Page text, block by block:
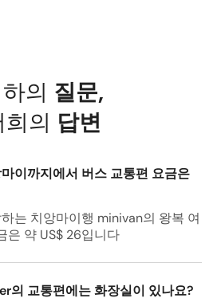
의 질문,
희의 답변
이까지에서 버스 교통편 요금은
는 치앙마이행 minivan의 왕복 여
은 약 US$ 26입니다
의 교통편에는 화장실이 있나요?